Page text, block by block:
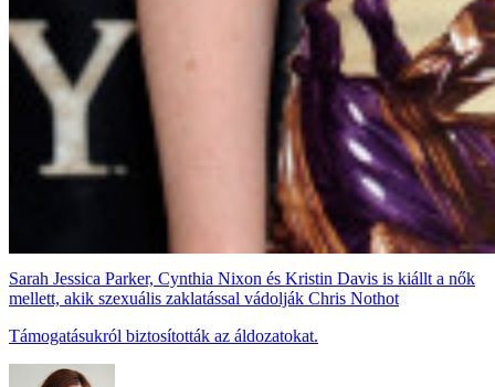
Sarah Jessica Parker, Cynthia Nixon és Kristin Davis is kiállt a nők
mellett, akik szexuális zaklatással vádolják Chris Nothot
Támogatásukról biztosították az áldozatokat.